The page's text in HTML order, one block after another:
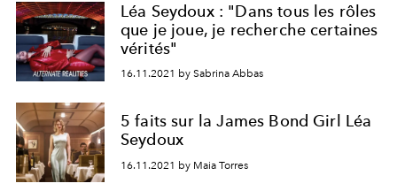
Léa Seydoux : "Dans tous les rôles
que je joue, je recherche certaines
vérités"
16.11.2021 by Sabrina Abbas
5 faits sur la James Bond Girl Léa
Seydoux
16.11.2021 by Maia Torres